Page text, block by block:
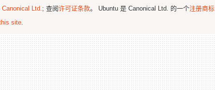
Canonical Ltd.; 查阅许可证条款。 Ubuntu 是 Canonical Ltd. 的一个注册商标
site.